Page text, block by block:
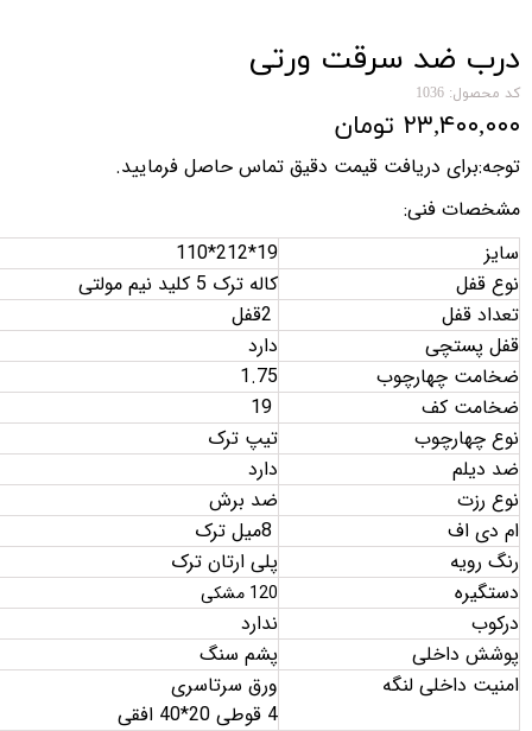
درب ضد سرقت ورتی
کد محصول: 1036
۲۳,۴۰۰,۰۰۰ تومان
توجه:برای دریافت قیمت دقیق تماس حاصل فرمایید.
مشخصات فنی:
سایز
110*212*19
نوع قفل
کاله ترک 5 کلید نیم مولتی
تعداد قفل
2قفل
قفل پستچی
دارد
ضخامت چهارچوب
1.75
ضخامت کف
19
نوع چهارچوب
تیپ ترک
ضد دیلم
دارد
نوع رزت
ضد برش
ام دی اف
8میل ترک
رنگ رویه
پلی ارتان ترک
دستگیره
120 مشکی
درکوب
ندارد
پوشش داخلی
پشم سنگ
امنیت داخلی لنگه
ورق سرتاسری
4 قوطی 20*40 افقی